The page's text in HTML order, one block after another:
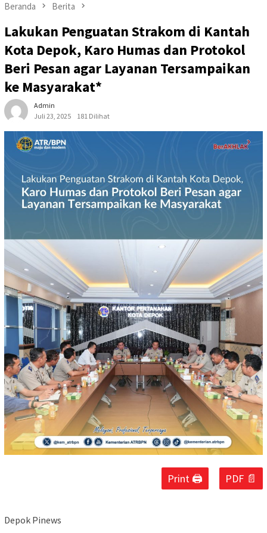
Beranda Berita
Lakukan Penguatan Strakom di Kantah
Kota Depok, Karo Humas dan Protokol
Beri Pesan agar Layanan Tersampaikan
ke Masyarakat*
Admin
Juli 23, 2025
181 Dilihat
Print 🖨 PDF 📄
Depok Pinews